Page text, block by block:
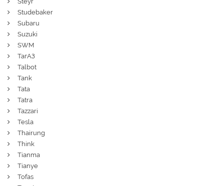
Studebaker
Subaru
Suzuki
SWM
ТагАЗ
Talbot
Tank
Tata
Tatra
Tazzari
Tesla
Thairung
Think
Tianma
Tianye
Tofas